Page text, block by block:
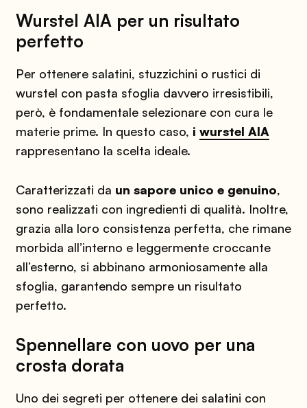
Wurstel AIA per un risultato
perfetto
Per ottenere salatini, stuzzichini o rustici di
wurstel con pasta sfoglia​ davvero irresistibili,
però, è fondamentale selezionare con cura le
materie prime. In questo caso, i wurstel AIA
rappresentano la scelta ideale.
Caratterizzati da un sapore unico e genuino,
sono realizzati con ingredienti di qualità. Inoltre,
grazia alla loro consistenza perfetta, che rimane
morbida all’interno e leggermente croccante
all’esterno, si abbinano armoniosamente alla
sfoglia, garantendo sempre un risultato
perfetto.
Spennellare con uovo per una
crosta dorata
Uno dei segreti per ottenere dei salatini con